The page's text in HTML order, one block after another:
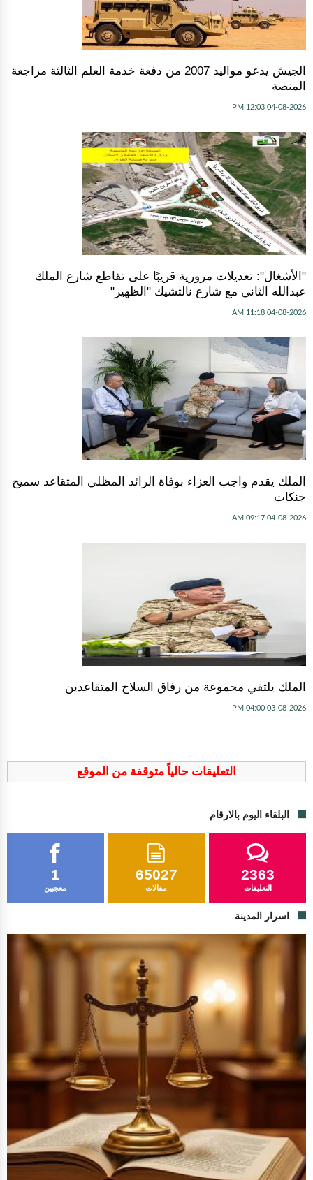
الجيش يدعو مواليد 2007 من دفعة خدمة العلم الثالثة مراجعة
المنصة
04-08-2026 12:03 PM
"الأشغال": تعديلات مرورية قريبًا على تقاطع شارع الملك
عبدالله الثاني مع شارع نالتشيك "الظهير"
04-08-2026 11:18 AM
الملك يقدم واجب العزاء بوفاة الرائد المظلي المتقاعد سميح
جنكات
04-08-2026 09:17 AM
الملك يلتقي مجموعة من رفاق السلاح المتقاعدين
03-08-2026 04:00 PM
التعليقات حالياً متوقفة من الموقع
البلقاء اليوم بالارقام
1
معجبين
65027
مقالات
2363
التعليقات
اسرار المدينة